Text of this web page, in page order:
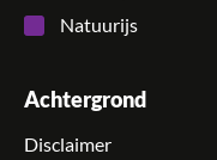
Natuurijs
Achtergrond
Disclaimer